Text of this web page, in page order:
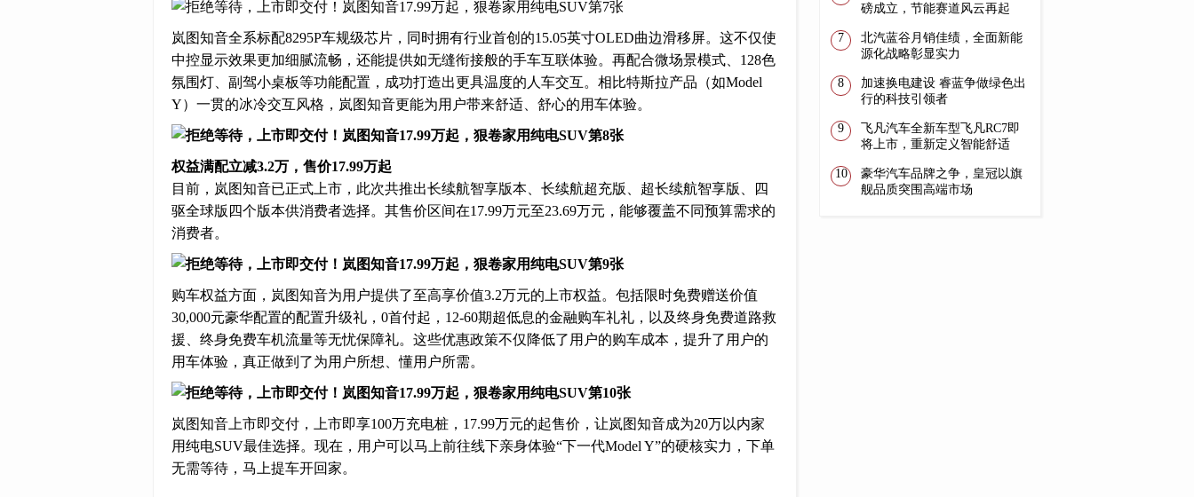
岚图知音全系标配8295P车规级芯片，同时拥有行业首创的15.05英寸OLED曲边滑移屏。这不仅使
中控显示效果更加细腻流畅，还能提供如无缝衔接般的手车互联体验。再配合微场景模式、128色
氛围灯、副驾小桌板等功能配置，成功打造出更具温度的人车交互。相比特斯拉产品（如Model
Y）一贯的冰冷交互风格，岚图知音更能为用户带来舒适、舒心的用车体验。
权益满配立减3.2万，售价17.99万起
目前，岚图知音已正式上市，此次共推出长续航智享版本、长续航超充版、超长续航智享版、四
驱全球版四个版本供消费者选择。其售价区间在17.99万元至23.69万元，能够覆盖不同预算需求的
消费者。
购车权益方面，岚图知音为用户提供了至高享价值3.2万元的上市权益。包括限时免费赠送价值
30,000元豪华配置的配置升级礼，0首付起，12-60期超低息的金融购车礼礼，以及终身免费道路救
援、终身免费车机流量等无忧保障礼。这些优惠政策不仅降低了用户的购车成本，提升了用户的
用车体验，真正做到了为用户所想、懂用户所需。
岚图知音上市即交付，上市即享100万充电桩，17.99万元的起售价，让岚图知音成为20万以内家
用纯电SUV最佳选择。现在，用户可以马上前往线下亲身体验“下一代Model Y”的硬核实力，下单
无需等待，马上提车开回家。
磅成立，节能赛道风云再起
​北汽蓝谷月销佳绩，全面新能
源化战略彰显实力
加速换电建设 睿蓝争做绿色出
行的科技引领者
飞凡汽车全新车型飞凡RC7即
将上市，重新定义智能舒适
豪华汽车品牌之争，皇冠以旗
舰品质突围高端市场